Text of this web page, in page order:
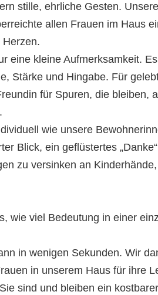
stille, ehrliche Gesten. Unsere
allen Frauen im Haus
eine kleine Aufmerksamkeit.
Stärke und Hingabe. Für
für Spuren, die bleiben,
wie unsere
Blick, ein geflüstertes
zu versinken an
wie viel Bedeutung in einer
in wenigen Sekunden. Wir
in unserem Haus für ihre
sind und bleiben ein